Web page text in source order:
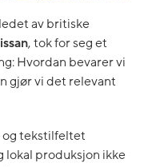
av britiske
, tok for seg et
Hvordan bevarer vi
gjør vi det relevant
og tekstilfeltet
lokal produksjon ikke